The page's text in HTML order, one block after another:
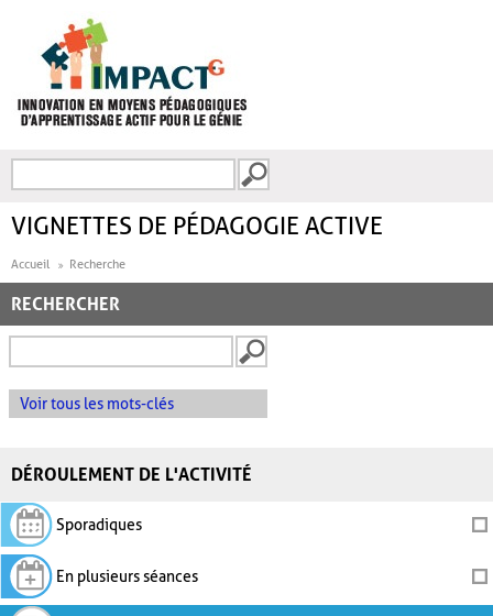
FORMULAIRE DE
VIGNETTES DE PÉDAGOGIE ACTIVE
Accueil Recherche
RECHERCHER
Voir tous les mots-clés
DÉROULEMENT DE L'ACTIVITÉ
Sporadiques
En plusieurs séances